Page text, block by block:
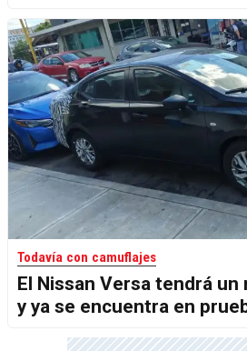
Todavía con camuflajes
El Nissan Versa tendrá
y ya se encuentra en